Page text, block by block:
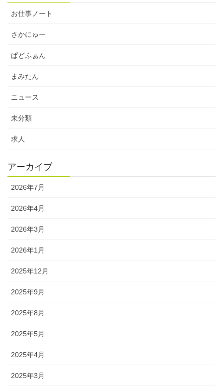
お仕事ノート
さかにゅー
ぱどふぁん
まみたん
ニュース
未分類
求人
アーカイブ
2026年7月
2026年4月
2026年3月
2026年1月
2025年12月
2025年9月
2025年8月
2025年5月
2025年4月
2025年3月